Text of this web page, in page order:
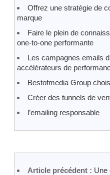
Offrez une stratégie de
marque
Faire le plein de
one-to-one performante
Les campagnes emails
accélérateurs de
Bestofmedia Group
Créer des tunnels de
l’emailing responsable
Article précédent : Une